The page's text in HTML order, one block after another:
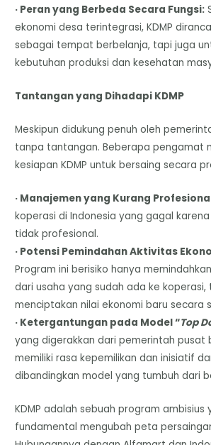
· Peran yang Berbeda Secara Fungsi:
ekonomi desa terintegrasi, KDMP
sebagai tempat berbelanja, tapi juga
kebutuhan produksi dan kesehatan
Tantangan yang Dihadapi KDMP
Meskipun didukung penuh oleh
tanpa tantangan. Beberapa pengamat
kesiapan KDMP untuk bersaing secara
· Manajemen yang Kurang
koperasi di Indonesia yang gagal
tidak profesional.
· Potensi Pemindahan Aktivitas
Program ini berisiko hanya
dari usaha yang sudah ada ke koperasi,
menciptakan nilai ekonomi baru secara
· Ketergantungan pada Model “Top
yang digerakkan dari pemerintah pusat
memiliki rasa kepemilikan dan inisiatif
dibandingkan model yang tumbuh dari
KDMP adalah sebuah program ambisius
fundamental mengubah peta